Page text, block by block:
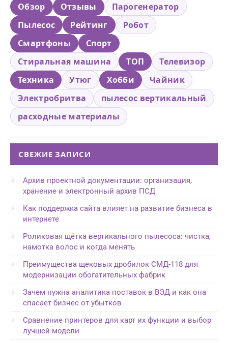
Обзор Отзывы
Парогенератор
Пылесос
Рейтинг
Робот
Смартфоны
Спорт
Стиральная машина
ТОП
Телевизор
Техника
Утюг Хобби
Чайник
Электробритва
пылесос вертикальный
расходные материалы
СВЕЖИЕ ЗАПИСИ
Архив проектной документации: организация,
хранение и электронный архив ПСД
Как поддержка сайта влияет на развитие бизнеса в
интернете
Роликовая щётка вертикального пылесоса: чистка,
намотка волос и когда менять
Преимущества щековых дробилок СМД-118 для
модернизации обогатительных фабрик
Зачем нужна аналитика поставок в ВЭД и как она
спасает бизнес от убытков
Сравнение принтеров для карт их функции и выбор
лучшей модели